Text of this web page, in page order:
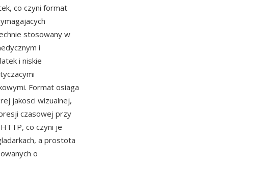
co czyni format
stosowany w
i
i niskie
Format osiaga
jakosci wizualnej,
czasowej przy
co czyni je
a prostota
o